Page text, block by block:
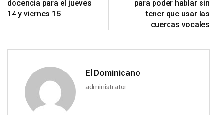
docencia para el jueves
14 y viernes 15
para poder hablar sin
tener que usar las
cuerdas vocales
El Dominicano
administrator